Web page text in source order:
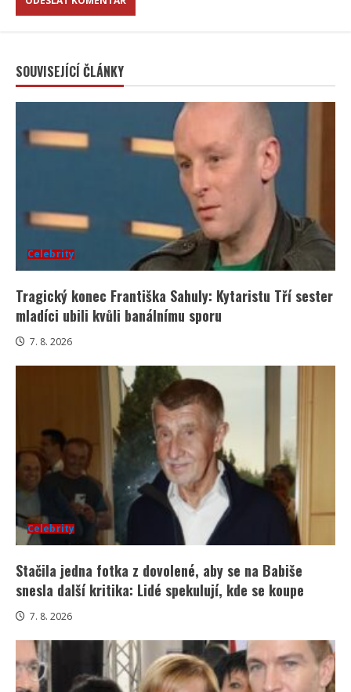
SOUVISEJÍCÍ ČLÁNKY
Celebrity
Tragický konec Františka Sahuly: Kytaristu Tří sester
mladíci ubili kvůli banálnímu sporu
7. 8. 2026
Celebrity
Stačila jedna fotka z dovolené, aby se na Babiše
snesla další kritika: Lidé spekulují, kde se koupe
7. 8. 2026